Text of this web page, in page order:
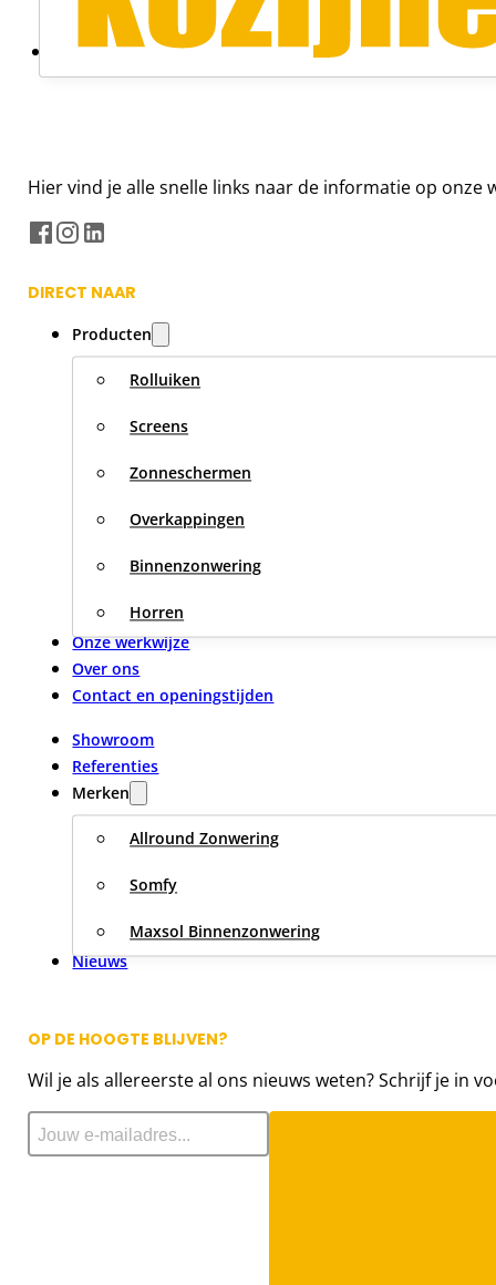
Hier vind je alle snelle links naar de informatie op
DIRECT NAAR
Producten
Rolluiken
Screens
Zonneschermen
Overkappingen
Binnenzonwering
Horren
Onze werkwijze
Over ons
Contact en openingstijden
Showroom
Referenties
Merken
Allround Zonwering
Somfy
Maxsol Binnenzonwering
Nieuws
OP DE HOOGTE BLIJVEN?
Wil je als allereerste al ons nieuws weten? Schrijf je in